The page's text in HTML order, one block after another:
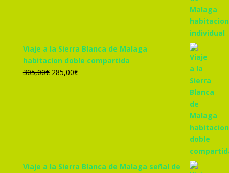
Viaje a la Sierra Blanca de Malaga
habitacion doble compartida
305,00€ El
285,00€El
Viaje a la Sierra Blanca de Malaga señal de